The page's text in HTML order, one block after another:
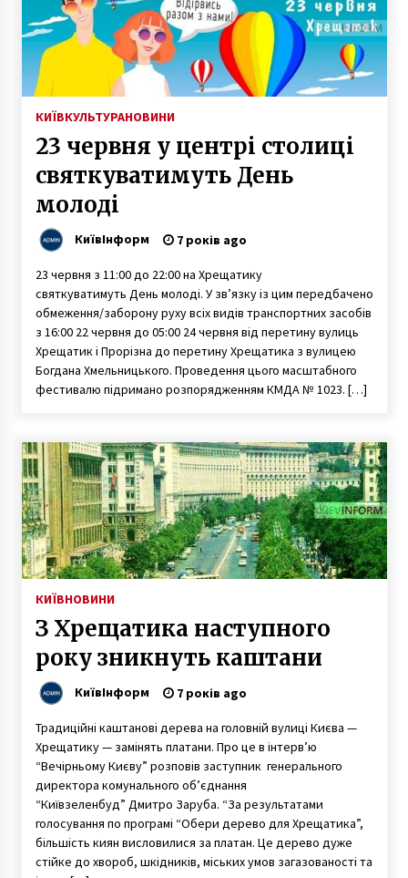
КИЇВКУЛЬТУРАНОВИНИ
23 червня у центрі столиці
святкуватимуть День
молоді
КиївІнформ 7 років ago
23 червня з 11:00 до 22:00 на Хрещатику
святкуватимуть День молоді. У зв’язку із цим передбачено
обмеження/заборону руху всіх видів транспортних засобів
з 16:00 22 червня до 05:00 24 червня від перетину вулиць
Хрещатик і Прорізна до перетину Хрещатика з вулицею
Богдана Хмельницького. Проведення цього масштабного
фестивалю підримано розпорядженням КМДА № 1023. […]
КИЇВНОВИНИ
З Хрещатика наступного
року зникнуть каштани
КиївІнформ 7 років ago
Традиційні каштанові дерева на головній вулиці Києва —
Хрещатику — замінять платани. Про це в інтерв’ю
“Вечірньому Києву” розповів заступник генерального
директора комунального об’єднання
“Київзеленбуд” Дмитро Заруба. “За результатами
голосування по програмі “Обери дерево для Хрещатика”,
більшість киян висловилися за платан. Це дерево дуже
стійке до хвороб, шкідників, міських умов загазованості та